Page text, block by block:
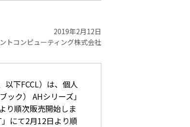
2019年2月12日
トコンピューティング株式会社
下FCCL）は、個人
ク） AHシリーズ」
り順次販売開始しま
にて2月12日より順